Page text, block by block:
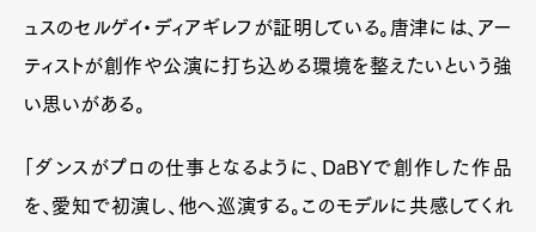
ュスのセルゲイ・ディアギレフが証明している。唐津には、アー
ティストが創作や公演に打ち込める環境を整えたいという強
い思いがある。
「ダンスがプロの仕事となるように、DaBYで創作した作品
を、愛知で初演し、他へ巡演する。このモデルに共感してくれ